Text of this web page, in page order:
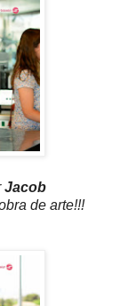
Jacob
de arte!!!